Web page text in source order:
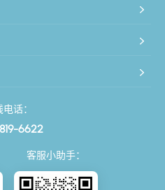
话：
6622
客服小助手：